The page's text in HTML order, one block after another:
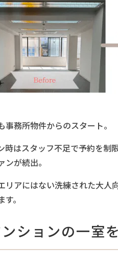
事務所物件からのスタート。
時はスタッフ不足で予約を制
ンが続出。
リアにはない洗練された大
。
ションの一室